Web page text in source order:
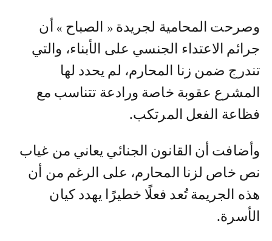
وصرحت المحامية لجريدة « الصباح » أن
جرائم الاعتداء الجنسي على الأبناء، والتي
تندرج ضمن زنا المحارم، لم يحدد لها
المشرع عقوبة خاصة ورادعة تتناسب مع
فظاعة الفعل المرتكب.
وأضافت أن القانون الجنائي يعاني من غياب
نص خاص لزنا المحارم، على الرغم من أن
هذه الجريمة تُعد فعلًا خطيرًا يهدد كيان
الأسرة.